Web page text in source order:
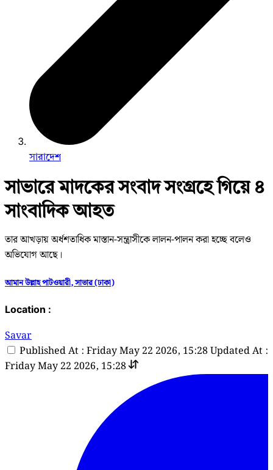
সারাদেশ
সাভারে মাদকের সংবাদ সংগ্রহে গিয়ে ৪
সাংবাদিক আহত
তার আখড়ায় অর্ধশতাধিক মাস্তান-সন্ত্রাসীকে লালন-পালন করা হচ্ছে বলেও
অভিযোগ আছে।
আমান উল্লাহ পাটওয়ারী, সাভার (ঢাকা)
Location :
Savar
Published At : Friday May 22 2026, 15:28Updated At :
Friday May 22 2026, 15:28